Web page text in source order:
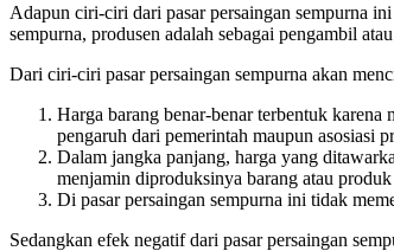
Adapun ciri-ciri dari pasar persaingan sempurna
sempurna, produsen adalah sebagai pengambil
Dari ciri-ciri pasar persaingan sempurna akan
Harga barang benar-benar terbentuk
pengaruh dari pemerintah maupun asosiasi
Dalam jangka panjang, harga yang
menjamin diproduksinya barang atau
Di pasar persaingan sempurna ini tidak
Sedangkan efek negatif dari pasar persaingan